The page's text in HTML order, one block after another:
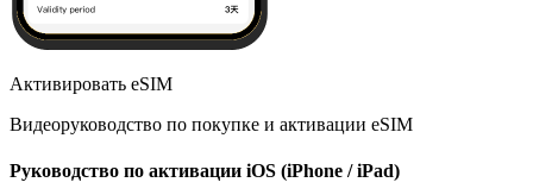
Активировать eSIM
Видеоруководство по покупке и активации eSIM
Руководство по активации iOS (iPhone / iPad)